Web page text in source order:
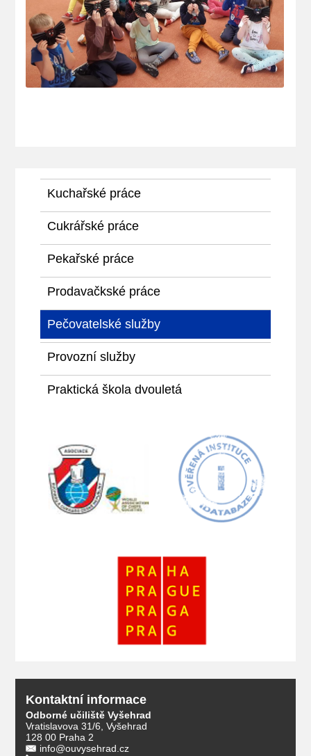
Kuchařské práce
Cukrářské práce
Pekařské práce
Prodavačkské práce
Pečovatelské služby
Provozní služby
Praktická škola dvouletá
Kontaktní informace
Odborné učiliště Vyšehrad
Vratislavova 31/6, Vyšehrad
128 00 Praha 2
info@ouvysehrad.cz